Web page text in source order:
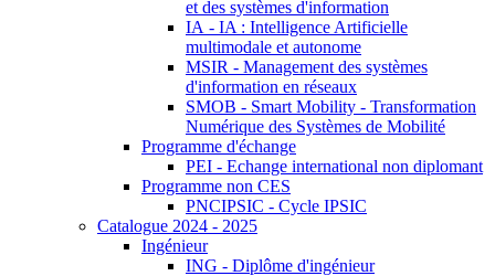
et des systèmes d'information
IA - IA : Intelligence Artificielle
multimodale et autonome
MSIR - Management des systèmes
d'information en réseaux
SMOB - Smart Mobility - Transformation
Numérique des Systèmes de Mobilité
Programme d'échange
PEI - Echange international non diplomant
Programme non CES
PNCIPSIC - Cycle IPSIC
Catalogue 2024 - 2025
Ingénieur
ING - Diplôme d'ingénieur